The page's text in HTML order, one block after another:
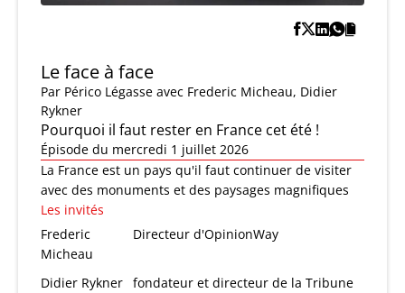
Le face à face
Par Périco Légasse avec Frederic Micheau, Didier
Rykner
Pourquoi il faut rester en France cet été !
Épisode du mercredi 1 juillet 2026
La France est un pays qu'il faut continuer de visiter
avec des monuments et des paysages magnifiques
Les invités
Frederic
Micheau
Directeur d'OpinionWay
Didier Rykner fondateur et directeur de la Tribune